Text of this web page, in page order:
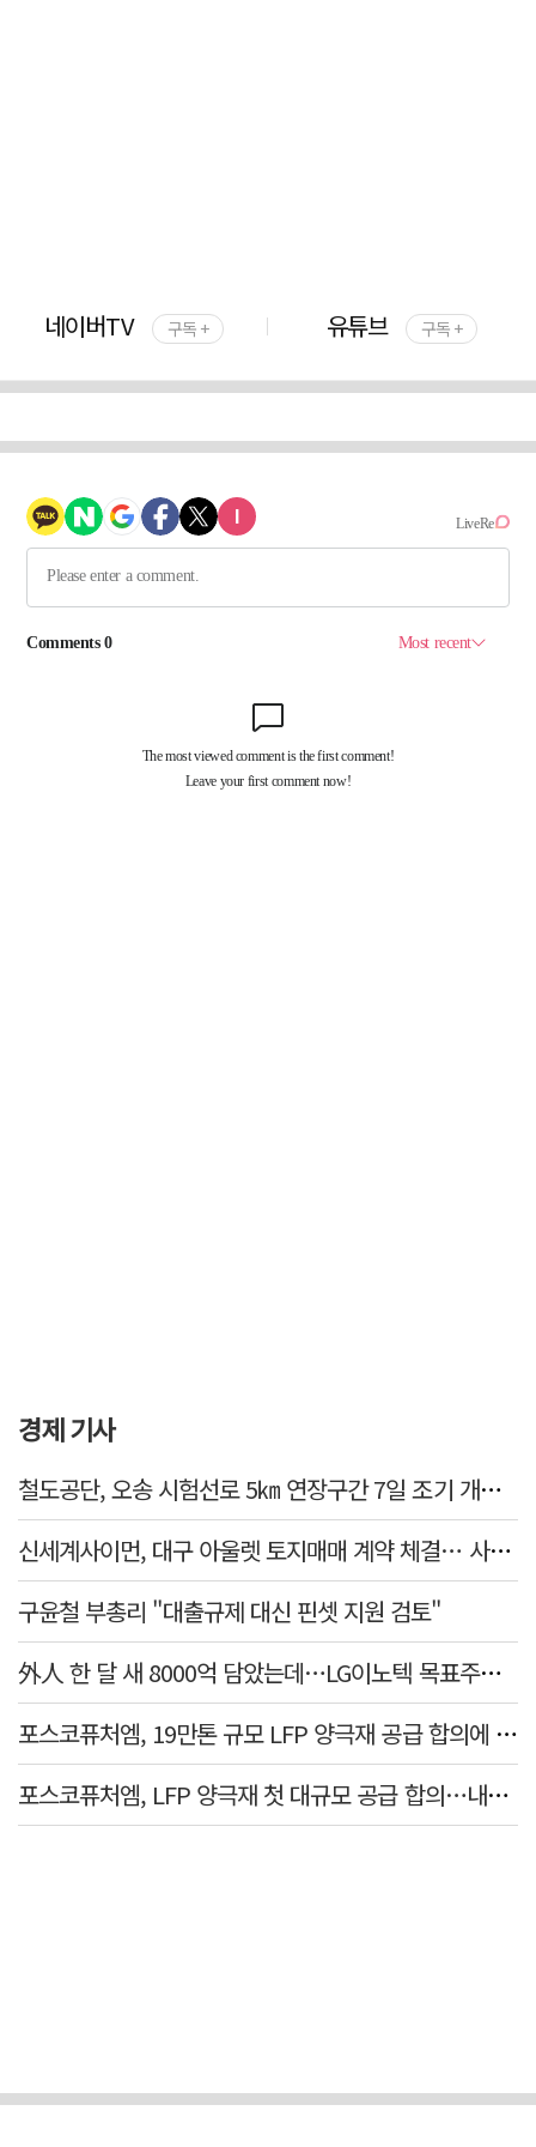
네이버TV 구독 + 유튜브 구독 +
경제 기사
철도공단, 오송 시험선로 5㎞ 연장구간 7일 조기 개통…LA 메트로 사업 지원
신세계사이먼, 대구 아울렛 토지매매 계약 체결… 사업 본궤도
구윤철 부총리 "대출규제 대신 핀셋 지원 검토"
外人 한 달 새 8000억 담았는데…LG이노텍 목표주가는 왜 엇갈릴까
포스코퓨처엠, 19만톤 규모 LFP 양극재 공급 합의에 3%대 강세
포스코퓨처엠, LFP 양극재 첫 대규모 공급 합의…내년부터 6년간 19만t